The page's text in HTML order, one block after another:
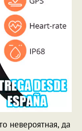
невероятная, да